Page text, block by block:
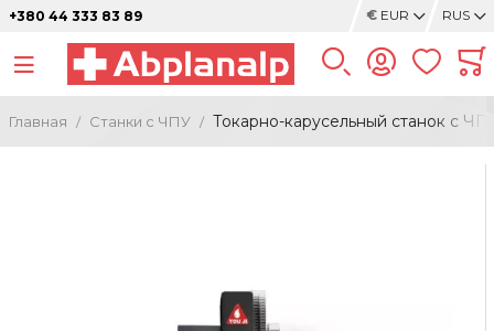
+380 44 333 83 89 € EUR RUS
Главная Станки с ЧПУ Токарно-карусельный станок с